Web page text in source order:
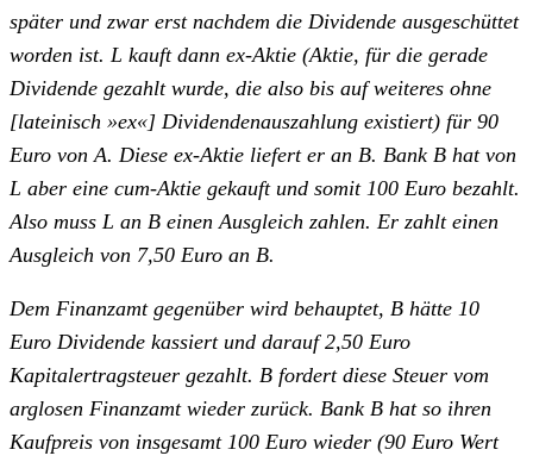
später und zwar erst nachdem die Dividende ausgeschüttet
worden ist. L kauft dann ex-Aktie (Aktie, für die gerade
Dividende gezahlt wurde, die also bis auf weiteres ohne
[lateinisch »ex«] Dividendenauszahlung existiert) für 90
Euro von A. Diese ex-Aktie liefert er an B. Bank B hat von
L aber eine cum-Aktie gekauft und somit 100 Euro bezahlt.
Also muss L an B einen Ausgleich zahlen. Er zahlt einen
Ausgleich von 7,50 Euro an B.
Dem Finanzamt gegenüber wird behauptet, B hätte 10
Euro Dividende kassiert und darauf 2,50 Euro
Kapitalertragsteuer gezahlt. B fordert diese Steuer vom
arglosen Finanzamt wieder zurück. Bank B hat so ihren
Kaufpreis von insgesamt 100 Euro wieder (90 Euro Wert